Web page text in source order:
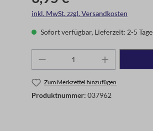
inkl. MwSt. zzgl. Versandkosten
Sofort verfügbar, Lieferzeit: 2-5 Tage
Zum Merkzettel hinzufügen
Produktnummer: 037962